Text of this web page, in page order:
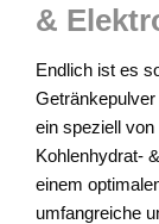
&
Endlich ist es
ein speziell
Kohlenhydrat-
einem
umfangreiche